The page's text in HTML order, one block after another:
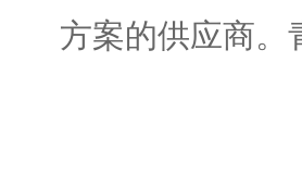
方案的供应商。